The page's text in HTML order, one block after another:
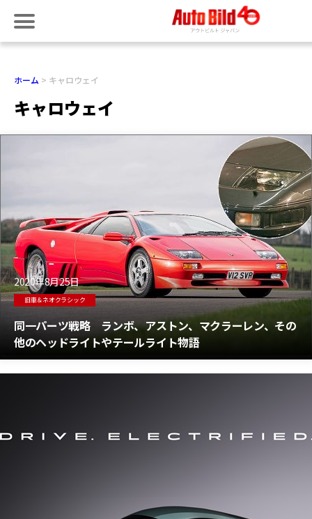
ホーム キャロウェイ
キャロウェイ
2020年8月25日
旧車＆ネオクラシック
同一パーツ戦略 ランボ、アストン、マクラーレン、その
他のヘッドライトやテールライト物語